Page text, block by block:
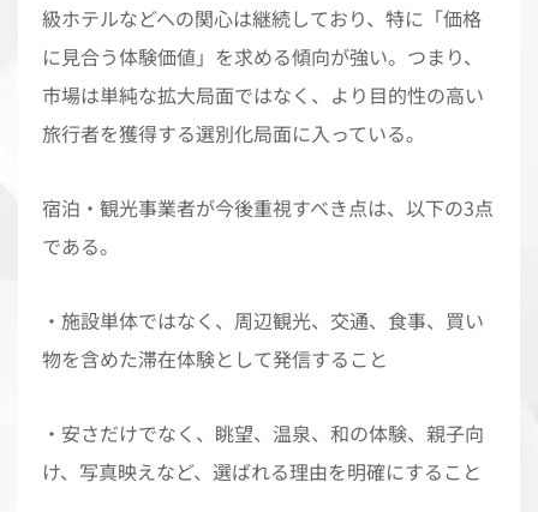
級ホテルなどへの関心は継続しており、特に「価格
に見合う体験価値」を求める傾向が強い。つまり、
市場は単純な拡大局面ではなく、より目的性の高い
旅行者を獲得する選別化局面に入っている。
宿泊・観光事業者が今後重視すべき点は、以下の3点
である。
・施設単体ではなく、周辺観光、交通、食事、買い
物を含めた滞在体験として発信すること
・安さだけでなく、眺望、温泉、和の体験、親子向
け、写真映えなど、選ばれる理由を明確にすること